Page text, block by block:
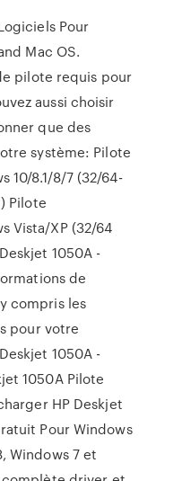
Pour
Mac OS.
pilote requis pour
aussi choisir
que des
système: Pilote
10/8.1/8/7 (32/64-
Pilote
Vista/XP (32/64
1050A -
de
compris les
pour votre
1050A -
1050A Pilote
HP Deskjet
Pour Windows
Windows 7 et